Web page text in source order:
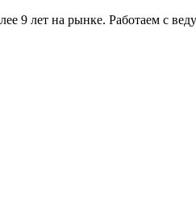
9 лет на рынке. Работаем с